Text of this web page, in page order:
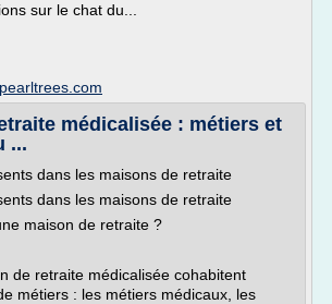
sur le chat du...
médicalisée : métiers et
...
dans les maisons de retraite
dans les maisons de retraite
maison de retraite ?
de retraite médicalisée cohabitent
métiers : les métiers médicaux, les